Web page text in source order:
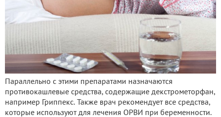
Параллельно с этими препаратами назначаются
противокашлевые средства, содержащие декстрометорфан,
например Гриппекс. Также врач рекомендует все средства,
которые используют для лечения ОРВИ при беременности.